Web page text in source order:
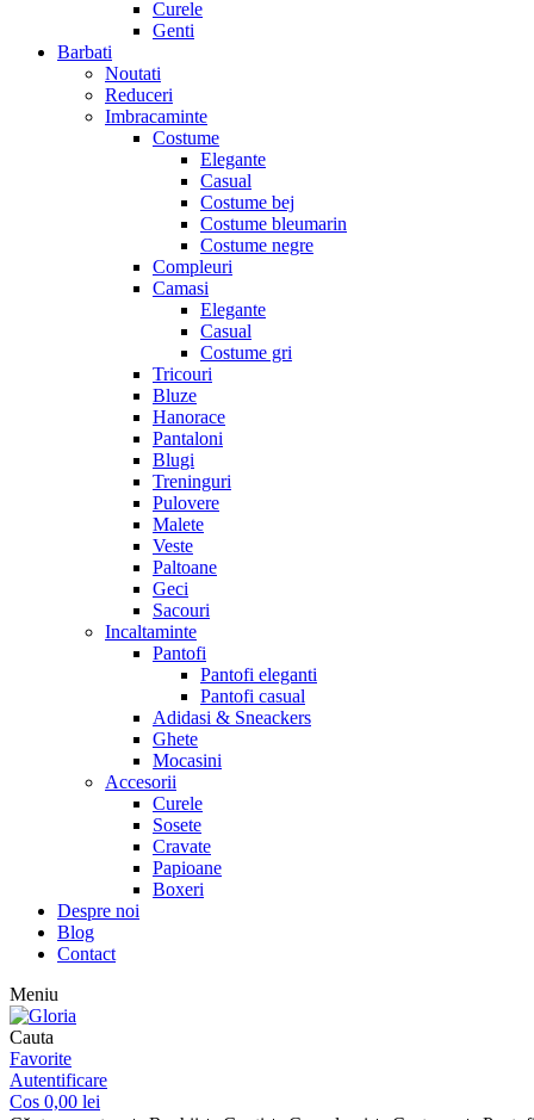
Curele
Genti
Barbati
Noutati
Reduceri
Imbracaminte
Costume
Elegante
Casual
Costume bej
Costume bleumarin
Costume negre
Compleuri
Camasi
Elegante
Casual
Costume gri
Tricouri
Bluze
Hanorace
Pantaloni
Blugi
Treninguri
Pulovere
Malete
Veste
Paltoane
Geci
Sacouri
Incaltaminte
Pantofi
Pantofi eleganti
Pantofi casual
Adidasi & Sneackers
Ghete
Mocasini
Accesorii
Curele
Sosete
Cravate
Papioane
Boxeri
Despre noi
Blog
Contact
Meniu
Cauta
Favorite
Autentificare
Cos 0,00 lei